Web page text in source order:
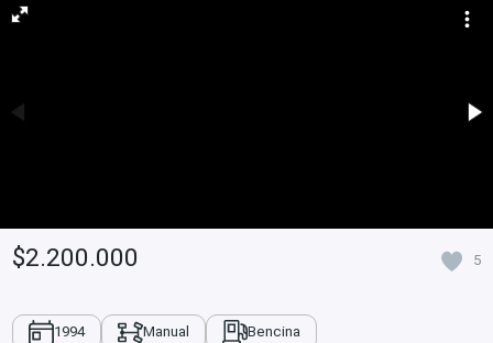
$2.200.000 5
1994 Manual Bencina